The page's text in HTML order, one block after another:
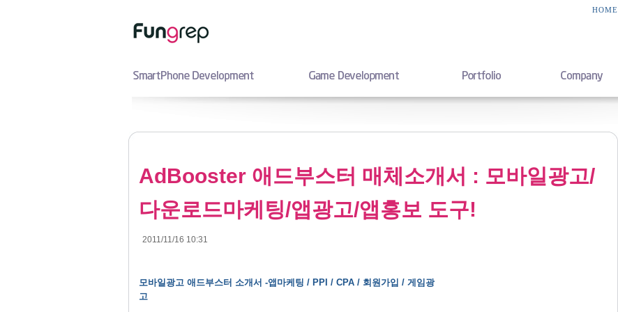
HOME
AdBooster 애드부스터 매체소개서 : 모바일광고/
다운로드마케팅/앱광고/앱홍보 도구!
2011/11/16 10:31
모바일광고 애드부스터 소개서 -앱마케팅 / PPI / CPA / 회원가입 / 게임광
고